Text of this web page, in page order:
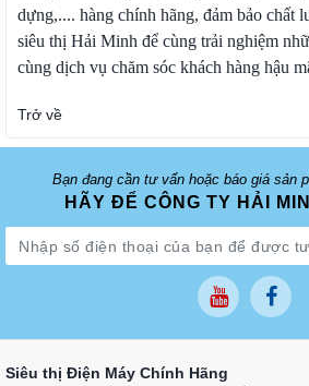
dựng,.... hàng chính hãng, đảm bảo chất
siêu thị Hải Minh để cùng trải nghiệm
cùng dịch vụ chăm sóc khách hàng hậu
Trở về
Bạn đang cần tư vấn hoặc báo giá sản
HÃY ĐỂ CÔNG TY HẢI
Siêu thị Điện Máy Chính Hãng